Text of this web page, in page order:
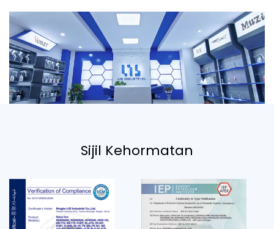
Sijil Kehormatan